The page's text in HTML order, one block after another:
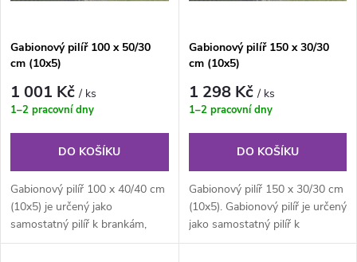
p
r
o
d
u
s
p
r
d
u
Gabionový pilíř 100 x 50/30
cm (10x5)
1 001 Kč/ ks
1–2 pracovní dny
DO KOŠÍKU
Gabionový pilíř 100 x 40/40 cm
(10x5) je určený jako
samostatný pilíř k brankám,
branám či jako jednotlivé
Gabionový pilíř 150 x 30/30
cm (10x5)
1 298 Kč/ ks
1–2 pracovní dny
DO KOŠÍKU
Gabionový pilíř 150 x 30/30 cm
(10x5). Gabionový pilíř je určený
jako samostatný pilíř k
brankám, branám či jako...